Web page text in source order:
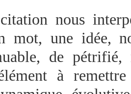
nous
mot, une idée,
de
à